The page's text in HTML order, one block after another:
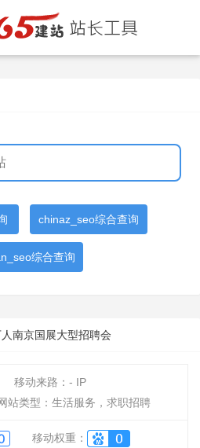
chinaz_seo综合查询
综合查询
南京国展大型招聘会
移动来路： - IP
站类型：生活服务，求职招聘
移动权重：